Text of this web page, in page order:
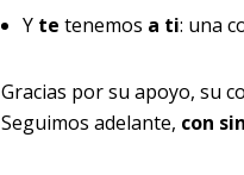
Y te tenemos a ti: una
Gracias por su apoyo, su
Seguimos adelante, con